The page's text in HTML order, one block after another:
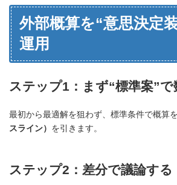
外部概算を“意思決定
運用
ステップ1：まず“標準案”で
最初から最適解を狙わず、標準条件で概算
スライン） を引きます。
ステップ2：差分で議論する